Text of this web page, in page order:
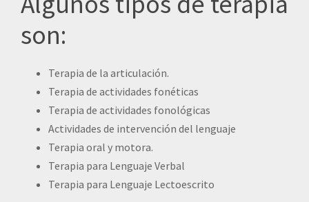
son:
Terapia de la articulación.
Terapia de actividades fonéticas
Terapia de actividades fonológicas
Actividades de intervención del lenguaje
Terapia oral y motora.
Terapia para Lenguaje Verbal
Terapia para Lenguaje Lectoescrito